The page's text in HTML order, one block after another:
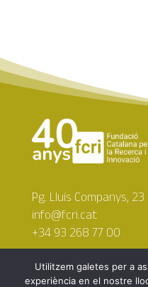
Pg. Lluís Companys,
info@fcri.cat
+34 93 268 77 00
Utilitzem galetes per a
experiència en el nostre